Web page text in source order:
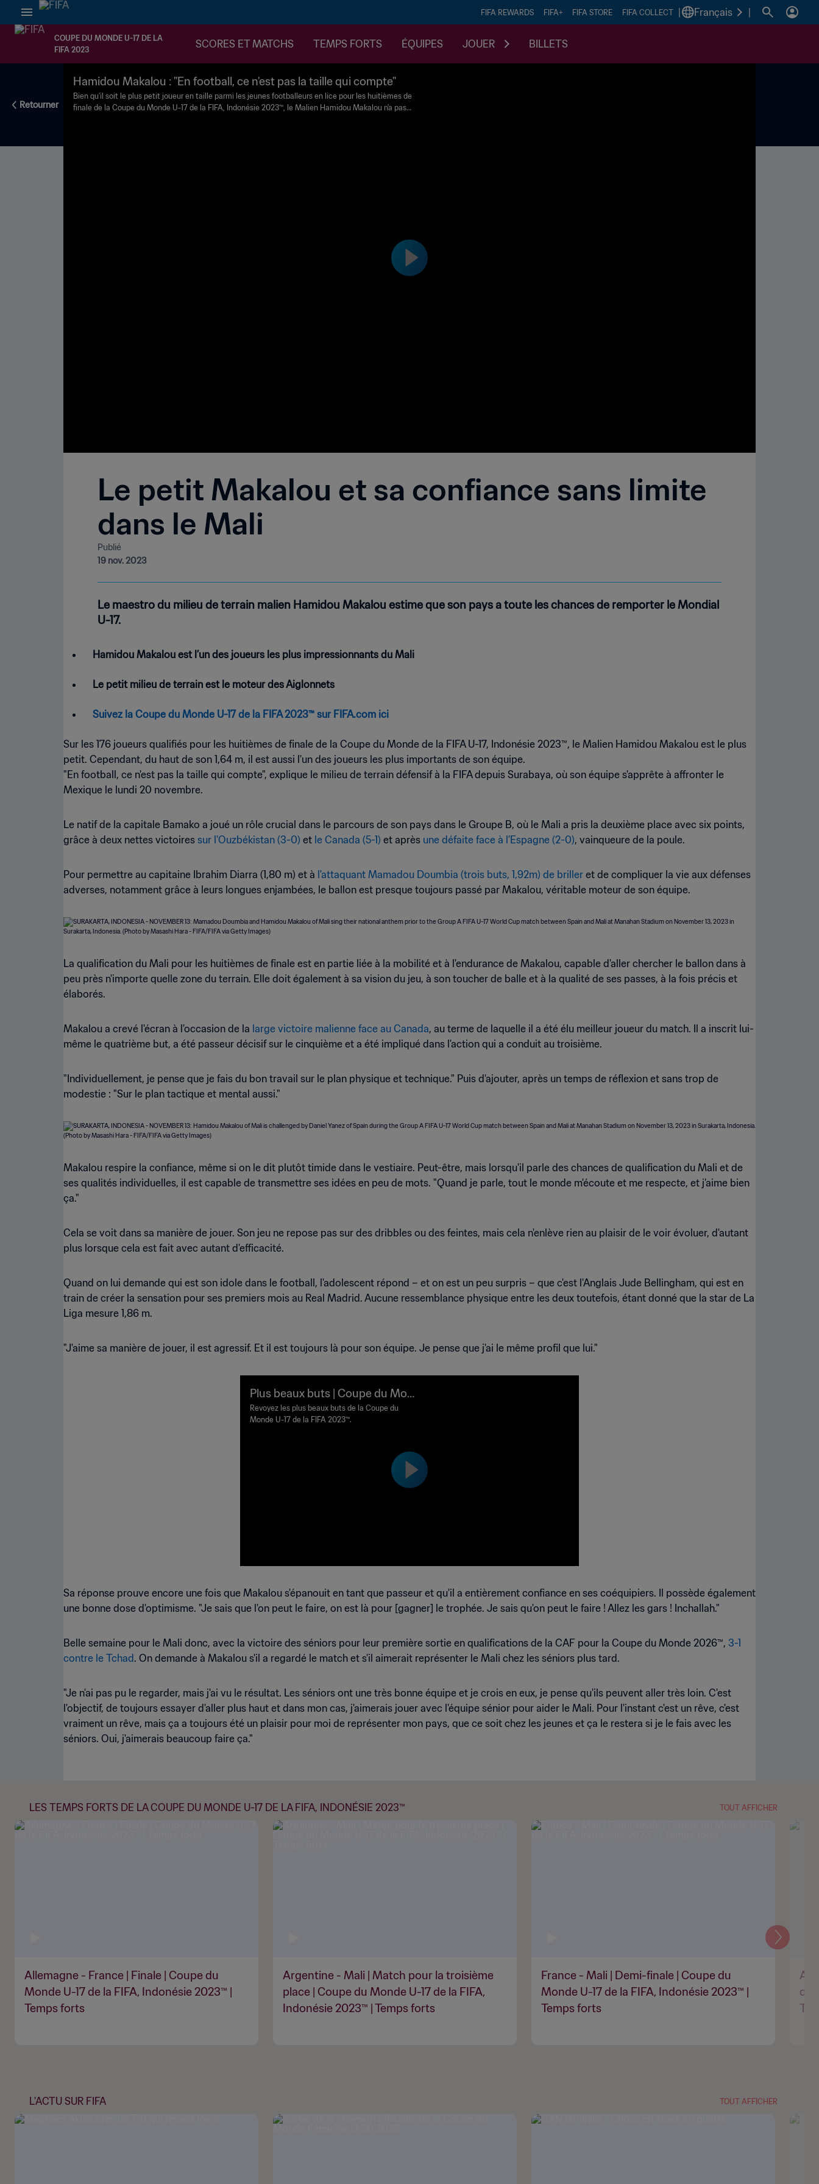
FIFA REWARDS FIFA+ FIFA STORE FIFA COLLECT Français
COUPE DU MONDE U-17 DE LA
FIFA 2023
SCORES ET MATCHS TEMPS FORTS ÉQUIPES JOUER BILLETS
Retourner
Le petit Makalou et sa confiance sans limite
dans le Mali
Publié
19 nov. 2023
Hamidou Makalou : "En football, ce n'est pas la taille qui compte"
Bien qu'il soit le plus petit joueur en taille parmi les jeunes footballeurs en lice pour les huitièmes de
finale de la Coupe du Monde U-17 de la FIFA, Indonésie 2023™, le Malien Hamidou Makalou n'a pas
Le maestro du milieu de terrain malien Hamidou Makalou estime que son pays a toute les chances de remporter le Mondial
U-17.
Hamidou Makalou est l’un des joueurs les plus impressionnants du Mali
Le petit milieu de terrain est le moteur des Aiglonnets
Suivez la Coupe du Monde U-17 de la FIFA 2023™ sur FIFA.com ici
Sur les 176 joueurs qualifiés pour les huitièmes de finale de la Coupe du Monde de la FIFA U-17, Indonésie 2023™, le Malien Hamidou Makalou est le plus
petit. Cependant, du haut de son 1,64 m, il est aussi l'un des joueurs les plus importants de son équipe.
"En football, ce n'est pas la taille qui compte", explique le milieu de terrain défensif à la FIFA depuis Surabaya, où son équipe s'apprête à affronter le
Mexique le lundi 20 novembre.
Le natif de la capitale Bamako a joué un rôle crucial dans le parcours de son pays dans le Groupe B, où le Mali a pris la deuxième place avec six points,
grâce à deux nettes victoires sur l'Ouzbékistan (3-0) et le Canada (5-1) et après une défaite face à l’Espagne (2-0), vainqueure de la poule.
Pour permettre au capitaine Ibrahim Diarra (1,80 m) et à l'attaquant Mamadou Doumbia (trois buts, 1,92m) de briller et de compliquer la vie aux défenses
adverses, notamment grâce à leurs longues enjambées, le ballon est presque toujours passé par Makalou, véritable moteur de son équipe.
La qualification du Mali pour les huitièmes de finale est en partie liée à la mobilité et à l'endurance de Makalou, capable d'aller chercher le ballon dans à
peu près n'importe quelle zone du terrain. Elle doit également à sa vision du jeu, à son toucher de balle et à la qualité de ses passes, à la fois précis et
élaborés.
Makalou a crevé l'écran à l'occasion de la large victoire malienne face au Canada, au terme de laquelle il a été élu meilleur joueur du match. Il a inscrit lui-
même le quatrième but, a été passeur décisif sur le cinquième et a été impliqué dans l'action qui a conduit au troisième.
"Individuellement, je pense que je fais du bon travail sur le plan physique et technique." Puis d'ajouter, après un temps de réflexion et sans trop de
modestie : "Sur le plan tactique et mental aussi."
Makalou respire la confiance, même si on le dit plutôt timide dans le vestiaire. Peut-être, mais lorsqu'il parle des chances de qualification du Mali et de
ses qualités individuelles, il est capable de transmettre ses idées en peu de mots. "Quand je parle, tout le monde m'écoute et me respecte, et j’aime bien
ça."
Cela se voit dans sa manière de jouer. Son jeu ne repose pas sur des dribbles ou des feintes, mais cela n'enlève rien au plaisir de le voir évoluer, d'autant
plus lorsque cela est fait avec autant d'efficacité.
Quand on lui demande qui est son idole dans le football, l'adolescent répond – et on est un peu surpris – que c'est l'Anglais Jude Bellingham, qui est en
train de créer la sensation pour ses premiers mois au Real Madrid. Aucune ressemblance physique entre les deux toutefois, étant donné que la star de La
Liga mesure 1,86 m.
"J'aime sa manière de jouer, il est agressif. Et il est toujours là pour son équipe. Je pense que j'ai le même profil que lui."
Plus beaux buts | Coupe du Mon
de U-17 de la FIFA, Indonésie 202
Revoyez les plus beaux buts de la Coupe du
Monde U-17 de la FIFA 2023™.
Sa réponse prouve encore une fois que Makalou s'épanouit en tant que passeur et qu'il a entièrement confiance en ses coéquipiers. Il possède également
une bonne dose d'optimisme. "Je sais que l'on peut le faire, on est là pour [gagner] le trophée. Je sais qu'on peut le faire ! Allez les gars ! Inchallah."
Belle semaine pour le Mali donc, avec la victoire des séniors pour leur première sortie en qualifications de la CAF pour la Coupe du Monde 2026™, 3-1
contre le Tchad. On demande à Makalou s'il a regardé le match et s'il aimerait représenter le Mali chez les séniors plus tard.
"Je n'ai pas pu le regarder, mais j'ai vu le résultat. Les séniors ont une très bonne équipe et je crois en eux, je pense qu'ils peuvent aller très loin. C'est
l'objectif, de toujours essayer d'aller plus haut et dans mon cas, j'aimerais jouer avec l'équipe sénior pour aider le Mali. Pour l'instant c'est un rêve, c'est
vraiment un rêve, mais ça a toujours été un plaisir pour moi de représenter mon pays, que ce soit chez les jeunes et ça le restera si je le fais avec les
séniors. Oui, j'aimerais beaucoup faire ça."
LES TEMPS FORTS DE LA COUPE DU MONDE U-17 DE LA FIFA, INDONÉSIE 2023™ TOUT AFFICHER
Allemagne - France | Finale | Coupe du
Monde U-17 de la FIFA, Indonésie 2023™ |
Temps forts
Argentine - Mali | Match pour la troisième
place | Coupe du Monde U-17 de la FIFA,
Indonésie 2023™ | Temps forts
France - Mali | Demi-finale | Coupe du
Monde U-17 de la FIFA, Indonésie 2023™ |
Temps forts
du
Suivant
L'ACTU SUR FIFA TOUT AFFICHER